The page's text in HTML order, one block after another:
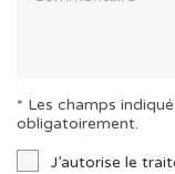
* Les champs
obligatoirement.
J’autorise le